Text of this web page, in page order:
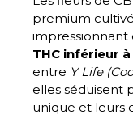
premium
impressionnant
THC inférieur à
entre Y Life
elles séduisent
unique et leurs